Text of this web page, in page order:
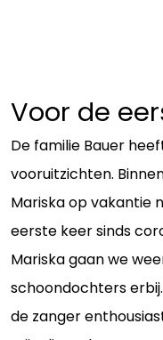
Voor de
De familie Bauer
vooruitzichten.
Mariska op vakantie
eerste keer sinds
Mariska gaan we
schoondochters
de zanger